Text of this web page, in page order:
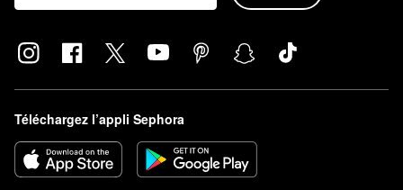
Téléchargez l’appli Sephora